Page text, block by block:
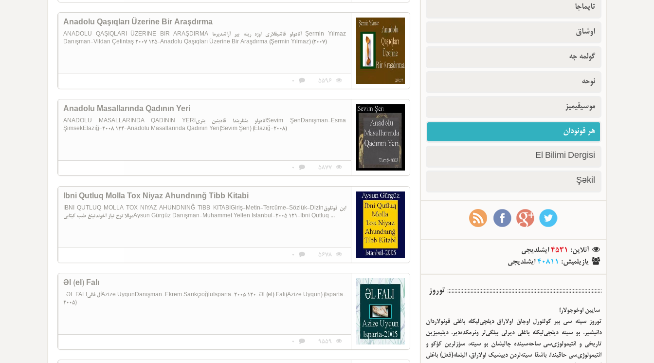
Anadolu Qaşıqları Üzerine Bir Araşdırma
ANADOLU QAŞIQLARI ÜZERINE BIR ARAŞDIRMA آنادولو قاشیقلاری اوزه رینه بیر آراشدیرما Şermin Yılmaz
Danışman-Vildan Çetintaş 2007 125-Anadolu Qaşıqları Üzerine Bir Araşdırma (Şermin Yılmaz) (2007)
5596
0
Anadolu Masallarında Qadının Yeri
ANADOLU MASALLARINDA QADININ YERIآنادولو مثللریندا قادینین یئریSevim ŞenDanışman-Esma
ŞimsekElazığ-2008 124-Anadolu Masallarında Qadının Yeri(Sevim Şen) (Elazığ-2008)
5877
0
Ibni Qutluq Molla Tox Niyaz Ahundnınğ Tibb Kitabi
IBNI QUTLUQ MOLLA TOX NIYAZ AHUNDNINĞ TIBB KITABIGiriş-Metin-Tercüme-Sözlük-Dizinابن قوتلوق
موللا توخ نیاز آخوندنینغ طیب کیتابیAysun Gürgüz Danışman-Muhammet Yelten Istanbul-2005 121-Ibni Qutluq ...
5678
0
Əl (el) Falı
ƏL FALIاَل فالیAzize UyqunDanışman-Ekrem SarıkçıoğluIsparta-2005 120-Əl (el) Fali(Azize Uyqun) (Isparta-
2005)
9559
0
تاپماجا
اوشاق
گولمه جه
نوحه
موسیقیمیز
هر قونودان
El Bilimi Dergisi
Şəkil
آنلاین:
4531ایشلدیجی
یازیلمیش:
40811ایشلدیجی
توروز
سایین اوخوجولار!
توروز سیته سی بیر کولتورل اوجاق اولا‌راق دیلچی‌لیکله باغلی قونولاردان
دانیشیر. بو سیته دیلچی‌لیکله باغلی دیرلی بیلگی‌لر وئرمکده‌دیر. دیلیمیزین
تاریخی و ائتیمولوژی‌سی ساحه‌سینده چالیشان بو سیته، سؤزلرین کؤکو و
ائتیمولوژی‌سی حاقیندا، باشقا سیته‌لردن دییشیک اولا‌راق، ائیلمله(فعل) باغلی